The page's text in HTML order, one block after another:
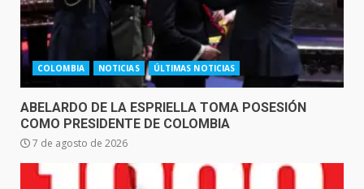
COLOMBIA NOTICIAS ÚLTIMAS NOTICIAS
ABELARDO DE LA ESPRIELLA TOMA POSESIÓN
COMO PRESIDENTE DE COLOMBIA
7 de agosto de 2026